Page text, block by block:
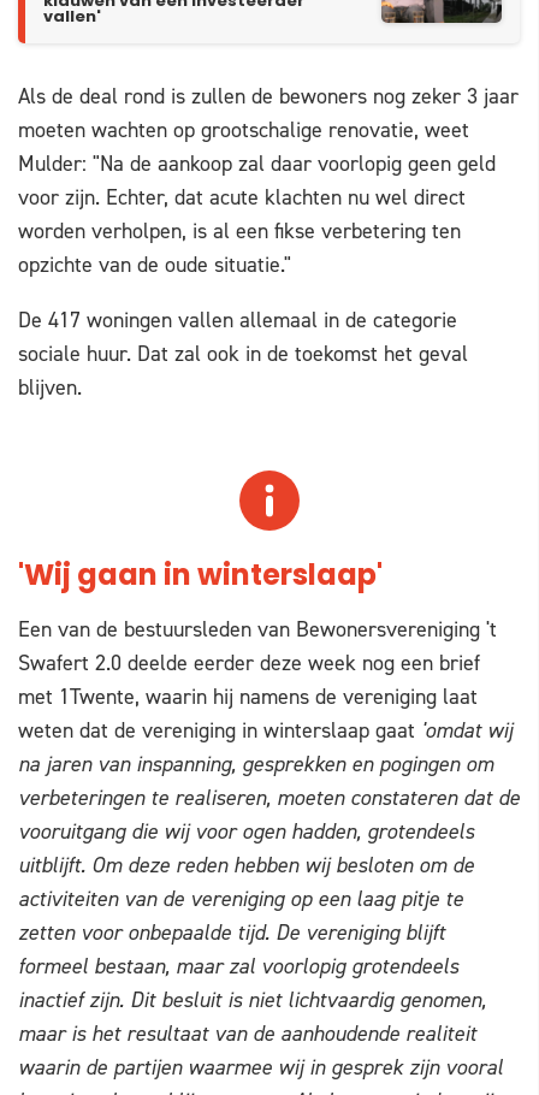
vallen'
Als de deal rond is zullen de bewoners nog zeker 3 jaar
moeten wachten op grootschalige renovatie, weet
Mulder: "Na de aankoop zal daar voorlopig geen geld
voor zijn. Echter, dat acute klachten nu wel direct
worden verholpen, is al een fikse verbetering ten
opzichte van de oude situatie."
De 417 woningen vallen allemaal in de categorie
sociale huur. Dat zal ook in de toekomst het geval
blijven.
'Wij gaan in winterslaap'
Een van de bestuursleden van Bewonersvereniging 't
Swafert 2.0 deelde eerder deze week nog een brief
met 1Twente, waarin hij namens de vereniging laat
weten dat de vereniging in winterslaap gaat 'omdat wij
na jaren van inspanning, gesprekken en pogingen om
verbeteringen te realiseren, moeten constateren dat de
vooruitgang die wij voor ogen hadden, grotendeels
uitblijft. Om deze reden hebben wij besloten om de
activiteiten van de vereniging op een laag pitje te
zetten voor onbepaalde tijd. De vereniging blijft
formeel bestaan, maar zal voorlopig grotendeels
inactief zijn. Dit besluit is niet lichtvaardig genomen,
maar is het resultaat van de aanhoudende realiteit
waarin de partijen waarmee wij in gesprek zijn vooral